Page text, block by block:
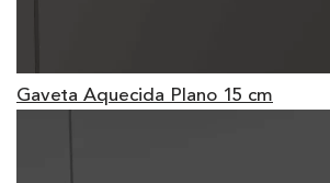
Gaveta Aquecida Plano 15 cm